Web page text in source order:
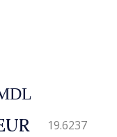
19.6237